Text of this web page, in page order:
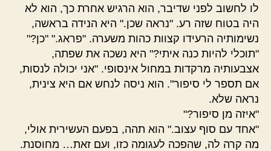
לו לחשוב לפני שדיבר, הוא הרגיש אחרת כך, הוא לא
היה בטוח שזה רע. "נראה שכן." היא הנידה בראשה,
נשימותיה הרעידו קצוות כהות משערה. "פראג." "כן?"
"תוכלי להיות כנה איתי?" היא נשכה את שפתה,
אצבעותיה מרקדות במחול אינסופי. "אני יכולה לנסות,
אם תספר לי סיפור". הוא ניסה לנחש אם היא צינית,
נראה שלא.
"איזה מן סיפור?"
"אחד עם סוף עצוב." הוא תהה, בפעם העשירית אולי,
מה קרה לה, שהפכה לעגומה כזו, ועם זאת… מחוסנת.